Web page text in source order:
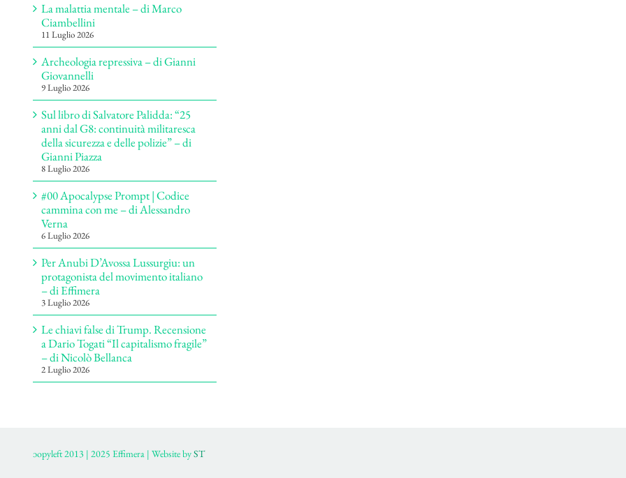
La malattia mentale – di Marco
Ciambellini
11 Luglio 2026
Archeologia repressiva – di Gianni
Giovannelli
9 Luglio 2026
Sul libro di Salvatore Palidda: “25
anni dal G8: continuità militaresca
della sicurezza e delle polizie” – di
Gianni Piazza
8 Luglio 2026
#00 Apocalypse Prompt | Codice
cammina con me – di Alessandro
Verna
6 Luglio 2026
Per Anubi D’Avossa Lussurgiu: un
protagonista del movimento italiano
– di Effimera
3 Luglio 2026
Le chiavi false di Trump. Recensione
a Dario Togati “Il capitalismo fragile”
– di Nicolò Bellanca
2 Luglio 2026
ɔopyleft 2013 | 2025 Effimera | Website byST